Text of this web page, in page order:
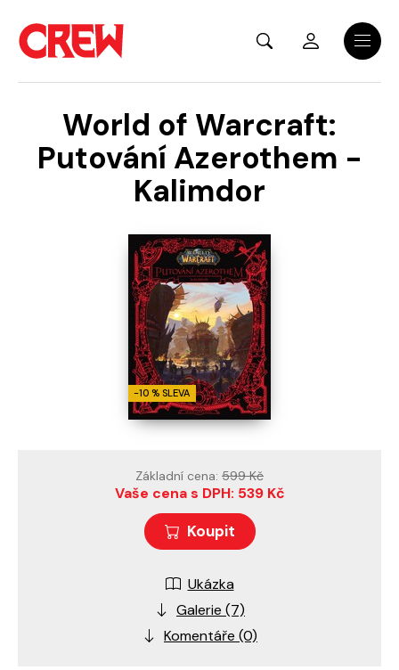
Menu
World of Warcraft:
Putování Azerothem -
Kalimdor
-10 % SLEVA
Základní cena: 599 Kč
Vaše cena s DPH: 539 Kč
Koupit
Ukázka
Galerie (7)
Komentáře (0)